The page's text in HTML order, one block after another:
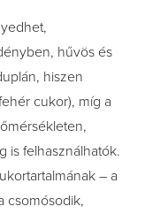
hűvös és
hiszen
cukor), míg a
is felhasználhatók.
– a
csomósodik,